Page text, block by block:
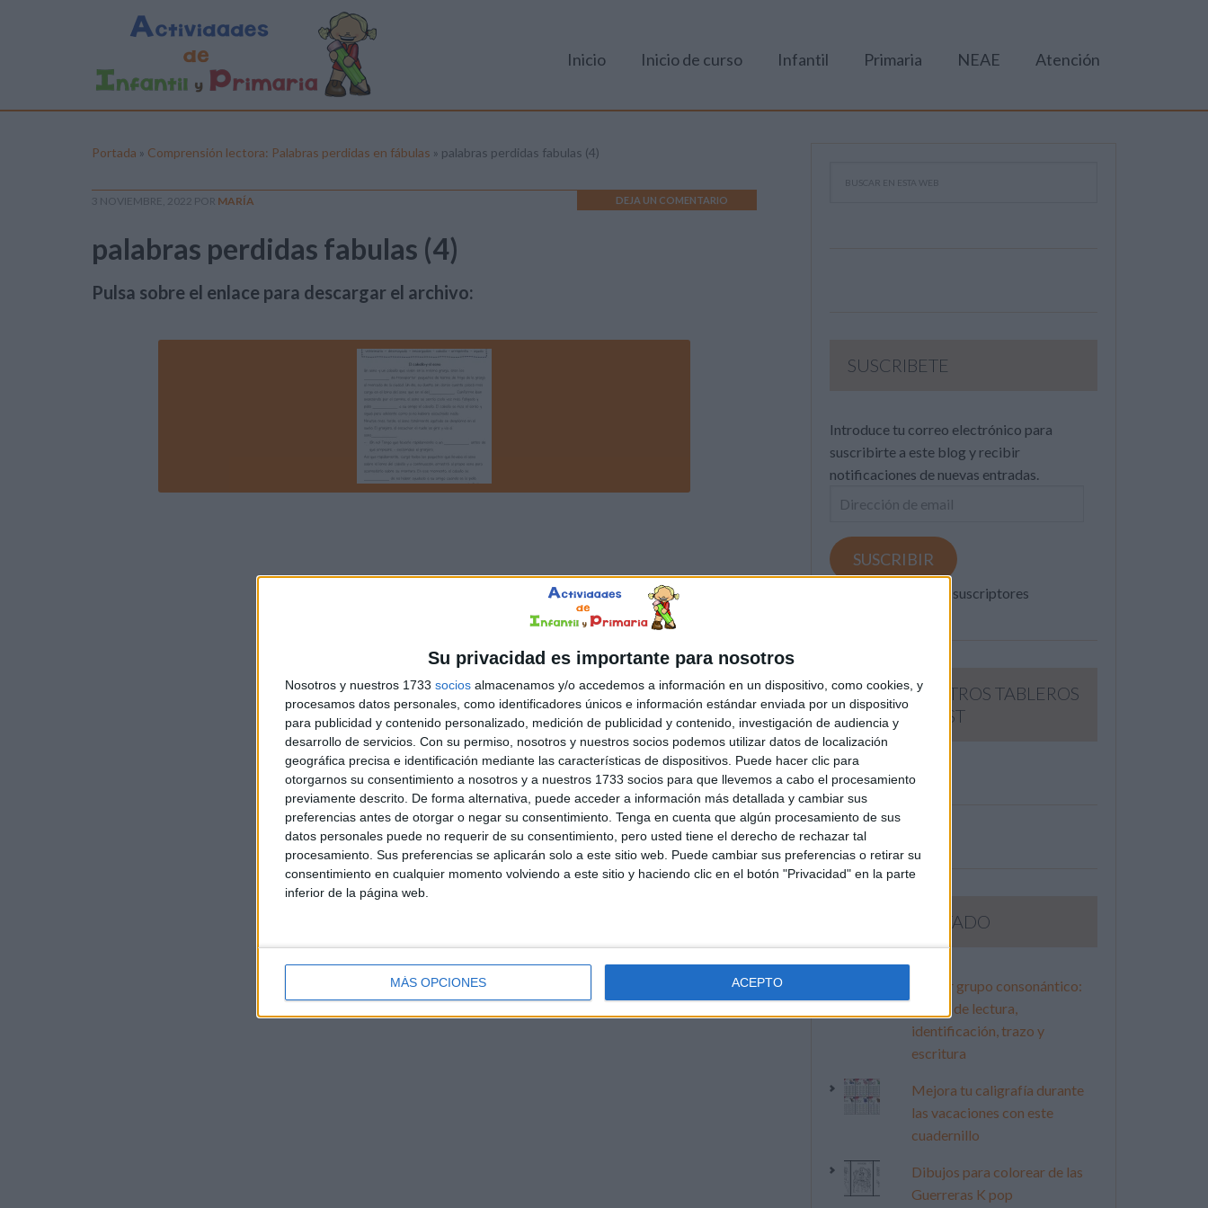
Su privacidad es importante para nosotros
Nosotros y nuestros 1733 socios almacenamos y/o accedemos a información en un dispositivo, como cookies, y
procesamos datos personales, como identificadores únicos e información estándar enviada por un dispositivo
para publicidad y contenido personalizado, medición de publicidad y contenido, investigación de audiencia y
desarrollo de servicios. Con su permiso, nosotros y nuestros socios podemos utilizar datos de localización
geográfica precisa e identificación mediante las características de dispositivos. Puede hacer clic para
otorgarnos su consentimiento a nosotros y a nuestros 1733 socios para que llevemos a cabo el procesamiento
previamente descrito. De forma alternativa, puede acceder a información más detallada y cambiar sus
preferencias antes de otorgar o negar su consentimiento. Tenga en cuenta que algún procesamiento de sus
datos personales puede no requerir de su consentimiento, pero usted tiene el derecho de rechazar tal
procesamiento. Sus preferencias se aplicarán solo a este sitio web. Puede cambiar sus preferencias o retirar su
consentimiento en cualquier momento volviendo a este sitio y haciendo clic en el botón "Privacidad" en la parte
inferior de la página web.
MÁS OPCIONES ACEPTO
Inicio Inicio de curso Infantil Primaria NEAE Atención
Portada » Comprensión lectora: Palabras perdidas en fábulas » palabras perdidas fabulas (4)
3 NOVIEMBRE, 2022 POR MARÍA DEJA UN COMENTARIO
palabras perdidas fabulas (4)
Pulsa sobre el enlace para descargar el archivo:
SUSCRIBETE
Introduce tu correo electrónico para
suscribirte a este blog y recibir
notificaciones de nuevas entradas.
Dirección
email
SUSCRIBIR
Únete a otros 371K suscriptores
SIGUE NUESTROS TABLEROS
EN PINTEREST
LO MÁS VISITADO
Primer grupo consonántico:
Fichas de lectura,
identificación, trazo y
escritura
Mejora tu caligrafía durante
las vacaciones con este
cuadernillo
Dibujos para colorear de las
Guerreras K pop